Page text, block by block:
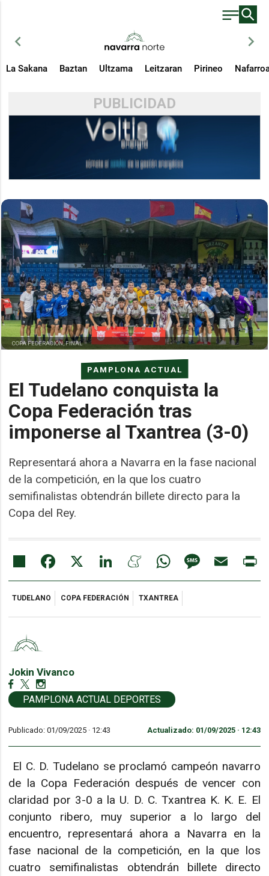
chevron_left chevron_right
La Sakana Baztan Ultzama Leitzaran Pirineo
PUBLICIDAD
PAMPLONA ACTUAL
El Tudelano conquista la
Copa Federación tras
imponerse al Txantrea (3-0)
Representará ahora a Navarra en la fase nacional
de la competición, en la que los cuatro
semifinalistas obtendrán billete directo para la
Copa del Rey.
COPA FEDERACIÓN, FINAL
Share Facebook LinkedIn MeneameWhatsAppMessageEmail
TUDELANO COPA FEDERACIÓN TXANTREA
Jokin Vivanco
PAMPLONA ACTUAL DEPORTES
Publicado: 01/09/2025 · 12:43 Actualizado: 01/09/2025 · 12:43
El C. D. Tudelano se proclamó campeón navarro
de la Copa Federación después de vencer con
claridad por 3-0 a la U. D. C. Txantrea K. K. E. El
conjunto ribero, muy superior a lo largo del
encuentro, representará ahora a Navarra en la
fase nacional de la competición, en la que los
cuatro semifinalistas obtendrán billete directo